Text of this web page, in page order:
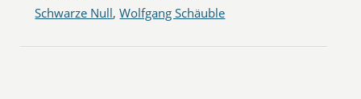
Schwarze Null,Wolfgang Schäuble